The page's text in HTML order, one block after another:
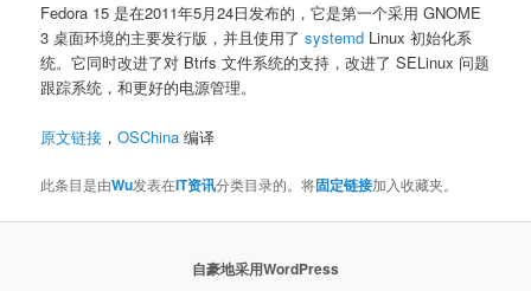
Fedora 15 是在2011年5月24日发布的，它是第一个采用 GNOME
3 桌面环境的主要发行版，并且使用了systemd Linux 初始化系
统。它同时改进了对 Btrfs 文件系统的支持，改进了 SELinux 问题
跟踪系统，和更好的电源管理。
原文链接 ，OSChina 编译
此条目是由Wu发表在IT资讯分类目录的。将固定链接加入收藏夹。
自豪地采用WordPress